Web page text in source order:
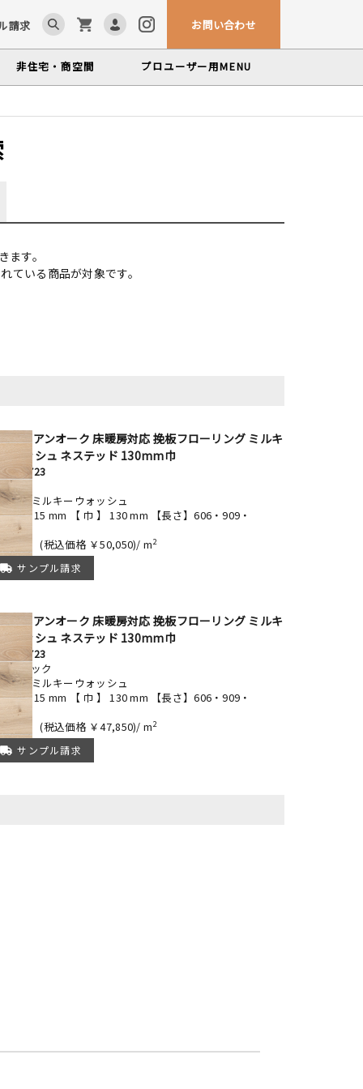
請求 お問い合わせ
「見る木活かす木」
情報をお届けする無垢木材コラム
ロフィールや科学的データを検索
テナンスサービス
ルホンによるメンテナンスサービス
非住宅・商空間 プロユーザー用MENU
す。
ている商品が対象です。
ーロピアンオーク 床暖房対応 挽板フローリング ミルキ
ォッシュ ネステッド 130mm巾
723
クト
タンミルキーウォッシュ
み】 15 mm 【 巾 】 130 mm 【長さ】606・909・
(税込価格 ￥50,050)/ m2
サンプル請求
ーロピアンオーク 床暖房対応 挽板フローリング ミルキ
ォッシュ ネステッド 130mm巾
723
ティック
タンミルキーウォッシュ
み】 15 mm 【 巾 】 130 mm 【長さ】606・909・
(税込価格 ￥47,850)/ m2
サンプル請求